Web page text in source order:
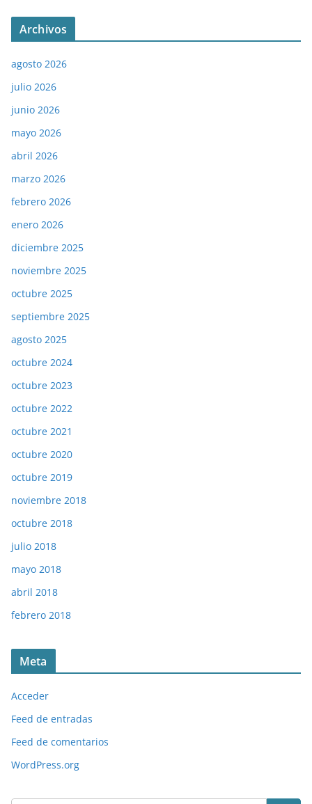
Archivos
agosto 2026
julio 2026
junio 2026
mayo 2026
abril 2026
marzo 2026
febrero 2026
enero 2026
diciembre 2025
noviembre 2025
octubre 2025
septiembre 2025
agosto 2025
octubre 2024
octubre 2023
octubre 2022
octubre 2021
octubre 2020
octubre 2019
noviembre 2018
octubre 2018
julio 2018
mayo 2018
abril 2018
febrero 2018
Meta
Acceder
Feed de entradas
Feed de comentarios
WordPress.org